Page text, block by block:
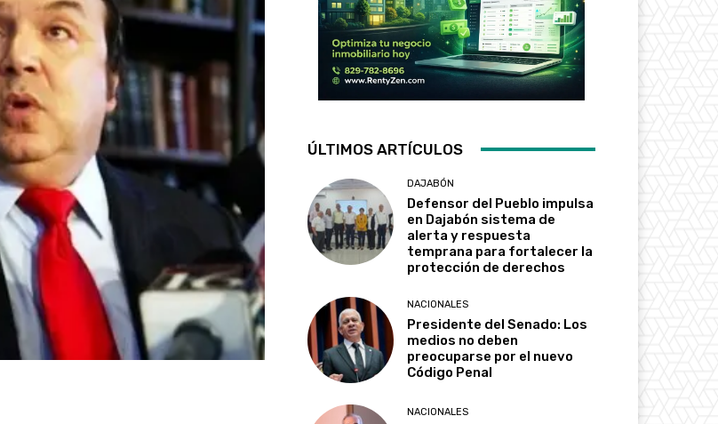
ÚLTIMOS ARTÍCULOS
DAJABÓN
Defensor del Pueblo impulsa
en Dajabón sistema de
alerta y respuesta
temprana para fortalecer la
protección de derechos
NACIONALES
Presidente del Senado: Los
medios no deben
preocuparse por el nuevo
Código Penal
NACIONALES